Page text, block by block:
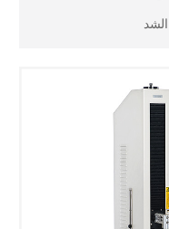
الشد